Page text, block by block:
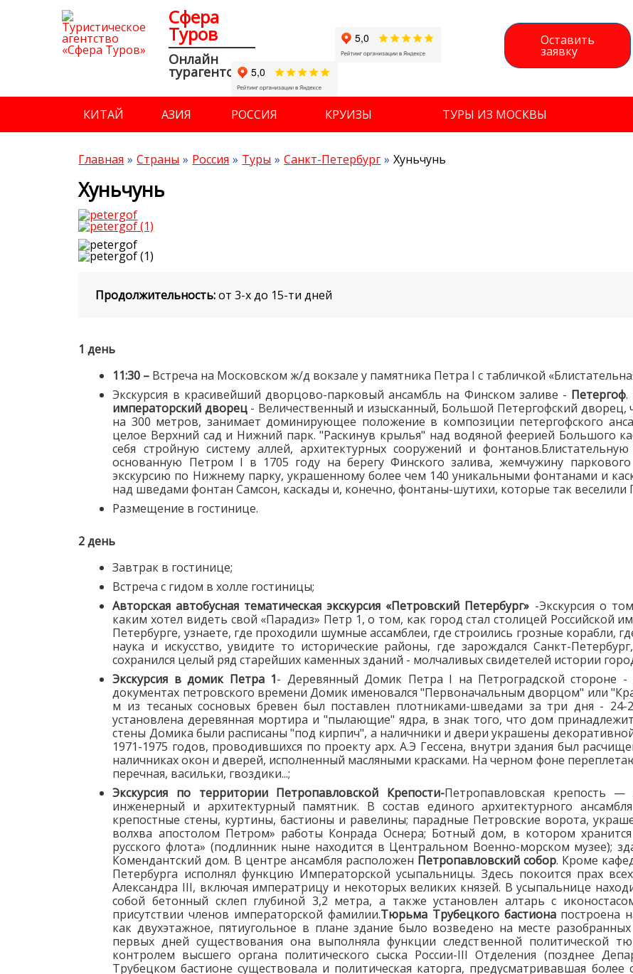
Сфера
Туров
Онлайн
турагентство
Оставить
заявку
КИТАЙ АЗИЯ РОССИЯ КРУИЗЫ ТУРЫ ИЗ МОСКВЫ
Главная Страны Россия Туры Санкт-Петербург Хуньчунь
Хуньчунь
Продолжительность:от 3-х до 15-ти дней
1 день
11:30 – Встреча на Московском ж/д вокзале у памятника Петра I с табличкой
Экскурсия в красивейший дворцово-парковый ансамбль на Финском заливе - Петергоф.
императорский дворец- Величественный и изысканный, Большой Петергофский дворец,
на 300 метров, занимает доминирующее положение в композиции петергофского
целое Верхний сад и Нижний парк. "Раскинув крылья" над водяной феерией Большого
себя стройную систему аллей, архитектурных сооружений и
основанную Петром I в 1705 году на берегу Финского залива, жемчужину паркового
экскурсию по Нижнему парку, украшенному более чем 140 уникальными фонтанами и
над шведами фонтан Самсон, каскады и, конечно, фонтаны-шутихи, которые так веселили
Размещение в гостинице.
2 день
Завтрак в гостинице;
Встреча с гидом в холле гостиницы;
Авторская автобусная тематическая экскурсия «Петровский Петербург» -Экскурсия о
каким хотел видеть свой «Парадиз» Петр 1, о том, как город стал столицей Российской
Петербурге, узнаете, где проходили шумные ассамблеи, где строились грозные корабли,
наука и искусство, увидите то исторические районы, где зарождался Санкт-
сохранился целый ряд старейших каменных зданий - молчаливых свидетелей истории
Экскурсия в домик Петра 1- Деревянный Домик Петра I на Петроградской стороне
документах петровского времени Домик именовался "Первоначальным дворцом" или
м из тесаных сосновых бревен был поставлен плотниками-шведами за три дня -
установлена деревянная мортира и "пылающие" ядра, в знак того, что дом
стены Домика были расписаны "под кирпич", а наличники и двери украшены
1971-1975 годов, проводившихся по проекту арх. А.Э Гессена, внутри здания был
наличниках окон и дверей, исполненный масляными красками. На черном фоне
перечная, васильки, гвоздики...;
Экскурсия по территории Петропавловской Крепости-Петропавловская крепость —
инженерный и архитектурный памятник. В состав единого архитектурного
крепостные стены, куртины, бастионы и равелины; парадные Петровские ворота,
волхва апостолом Петром» работы Конрада Оснера; Ботный дом, в котором
русского флота» (подлинник ныне находится в Центральном Военно-морском музее);
Комендантский дом. В центре ансамбля расположен Петропавловский собор. Кроме
Петербурга исполнял функцию Императорской усыпальницы. Здесь покоится прах
Александра III, включая императрицу и некоторых великих князей. В усыпальнице
собой бетонный склеп глубиной 3,2 метра, а также установлен алтарь с
присутствии членов императорской фамилии.Тюрьма Трубецкого бастионапостроена
как двухэтажное, пятиугольное в плане здание было возведено на месте
первых дней существования она выполняла функции следственной политической
контролем высшего органа политического сыска России-III Отделения (позднее
Трубецком бастионе существовала и политическая каторга, предусматривавшая